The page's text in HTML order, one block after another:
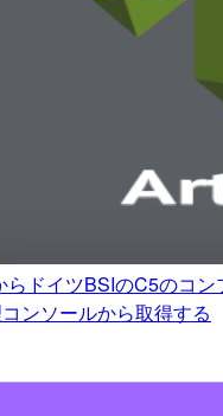
らドイツBSIのC5のコ
ンソールから取得する